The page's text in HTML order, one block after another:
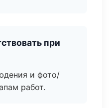
при
и фото/
работ.